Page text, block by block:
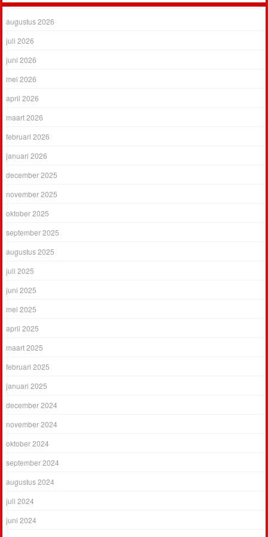
augustus 2026
juli 2026
juni 2026
mei 2026
april 2026
maart 2026
februari 2026
januari 2026
december 2025
november 2025
oktober 2025
september 2025
augustus 2025
juli 2025
juni 2025
mei 2025
april 2025
maart 2025
februari 2025
januari 2025
december 2024
november 2024
oktober 2024
september 2024
augustus 2024
juli 2024
juni 2024